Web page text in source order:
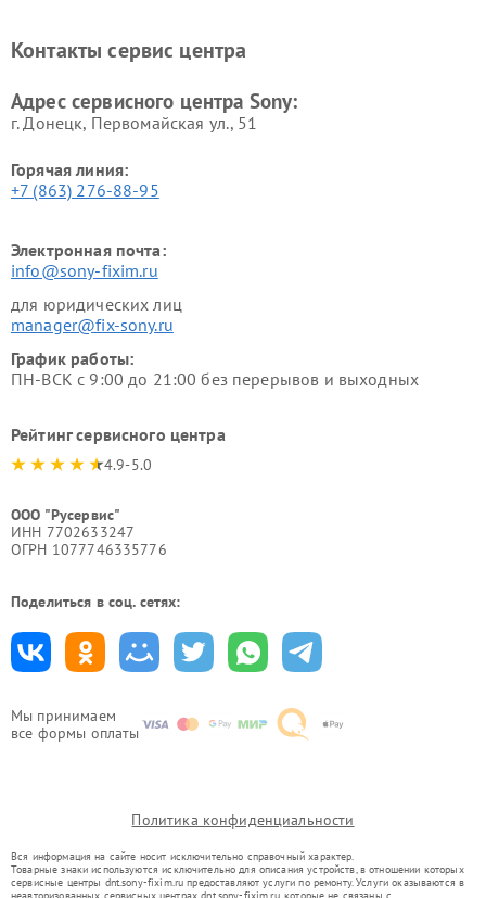
Мы принимаем
все формы оплаты
Контакты сервис центра
Адрес сервисного центра Sony:
г. Донецк, Первомайская ул., 51
Горячая линия:
+7 (863) 276-88-95
Электронная почта:
info@sony-fixim.ru
для юридических лиц
manager@fix-sony.ru
График работы:
ПН-ВСК с 9:00 до 21:00 без перерывов и выходных
Рейтинг сервисного центра
4.9-5.0
ООО "Русервис"
ИНН 7702633247
ОГРН 1077746335776
Поделиться в соц. сетях:
Политика конфиденциальности
Вся информация на сайте носит исключительно справочный характер.
Товарные знаки используются исключительно для описания устройств, в отношении которых
сервисные центры dnt.sony-fixim.ru предоставляют услуги по ремонту. Услуги оказываются в